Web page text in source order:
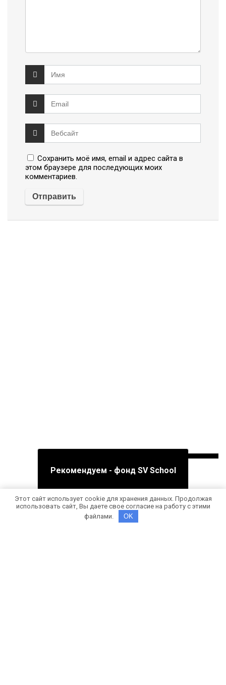
Сохранить моё имя, email и адрес сайта в
этом браузере для последующих моих
комментариев.
Рекомендуем - фонд SV School
Этот сайт использует cookie для хранения данных. Продолжая
использовать сайт, Вы даете свое согласие на работу с этими
файлами.
OK